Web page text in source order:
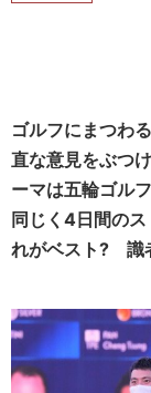
ゴルフにまつわ
直な意見をぶつ
ーマは五輪ゴル
同じく4日間の
れがベスト? 識